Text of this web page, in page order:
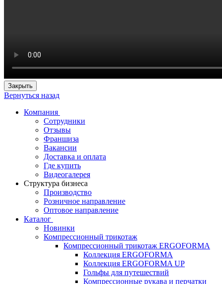
Закрыть
Вернуться назад
Компания
Сотрудники
Отзывы
Франшиза
Вакансии
Доставка и оплата
Где купить
Видеогалерея
Структура бизнеса
Производство
Розничное направление
Оптовое направление
Каталог
Новинки
Компрессионный трикотаж
Компрессионный трикотаж ERGOFORMA
Коллекция ERGOFORMA
Коллекция ERGOFORMA UP
Гольфы для путешествий
Компрессионные рукава и перчатки